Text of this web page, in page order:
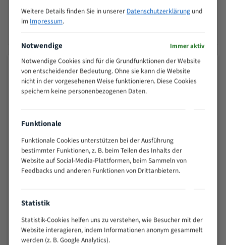
MEISTVERKAUFTE PRODUKTE
Spezialstahl Bandsägeblätter
Uddeholm Bandsägeblätter
Weitere Details finden Sie in unserer Datenschutzerklärungund
im Impressum.
Notwendige Immer aktiv
Notwendige Cookies sind für die Grundfunktionen der Website
von entscheidender Bedeutung. Ohne sie kann die Website
nicht in der vorgesehenen Weise funktionieren. Diese Cookies
speichern keine personenbezogenen Daten.
Funktionale
Funktionale Cookies unterstützen bei der Ausführung
bestimmter Funktionen, z. B. beim Teilen des Inhalts der
Website auf Social-Media-Plattformen, beim Sammeln von
Feedbacks und anderen Funktionen von Drittanbietern.
Statistik
Statistik-Cookies helfen uns zu verstehen, wie Besucher mit der
Website interagieren, indem Informationen anonym gesammelt
werden (z. B. Google Analytics).